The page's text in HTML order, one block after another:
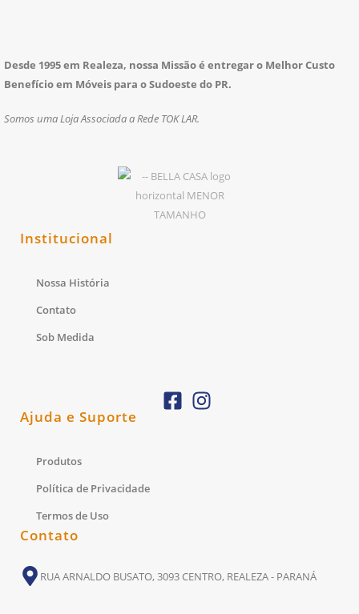
Desde 1995 em Realeza, nossa Missão é entregar o Melhor Custo
Benefício em Móveis para o Sudoeste do PR.
Somos uma Loja Associada a Rede TOK LAR.
Institucional
Nossa História
Contato
Sob Medida
Ajuda e Suporte
Produtos
Política de Privacidade
Termos de Uso
Contato
RUA ARNALDO BUSATO, 3093 CENTRO, REALEZA - PARANÁ